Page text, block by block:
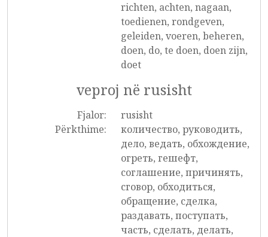
richten, achten, nagaan,
toedienen, rondgeven,
geleiden, voeren, beheren,
doen, do, te doen, doen zijn,
doet
veproj në rusisht
Fjalor:
rusisht
Përkthime:
количество, руководить,
дело, ведать, обхождение,
огреть, гешефт,
соглашение, причинять,
сговор, обходиться,
обращение, сделка,
раздавать, поступать,
часть, сделать, делать,